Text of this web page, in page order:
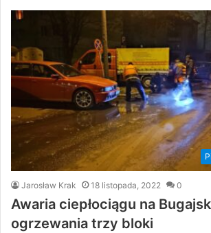
Jarosław Krak 18 listopada, 2022 0
Awaria ciepłociągu na
ogrzewania trzy bloki